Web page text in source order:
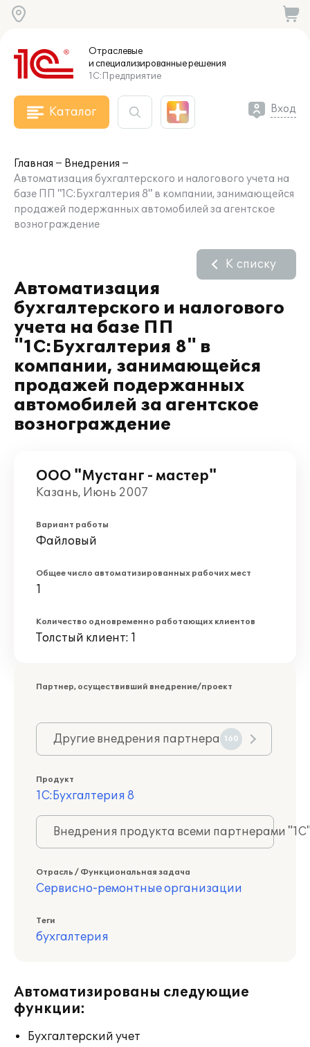
Отраслевые
и специализированныерешения
1С:Предприятие
Каталог Вход
Главная
Внедрения
Автоматизация бухгалтерского и налогового учета на
базе ПП "1С:Бухгалтерия 8" в компании, занимающейся
продажей подержанных автомобилей за агентское
вознограждение
Автоматизация
бухгалтерского и налогового
учета на базе ПП
"1С:Бухгалтерия 8" в
компании, занимающейся
продажей подержанных
автомобилей за агентское
вознограждение
К списку
ООО "Мустанг - мастер"
Казань, Июнь 2007
Вариант работы
Файловый
Общее число автоматизированных рабочих мест
1
Количество одновременно работающих клиентов
Толстый клиент: 1
Партнер, осуществивший внедрение/проект
Другие внедрения партнера 160
Продукт
1С:Бухгалтерия 8
Внедрения продукта всеми партнерами
Отрасль / Функциональная задача
Сервисно-ремонтные организации
Теги
бухгалтерия
Автоматизированы следующие
функции:
Бухгалтерский учет